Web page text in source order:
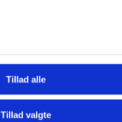
Tillad alle
Tillad valgte